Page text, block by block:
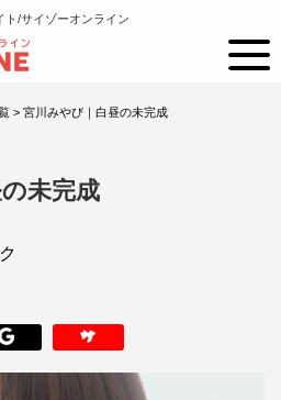
ト/サイゾーオンライン
> 宮川みやび｜白昼の未完成
未完成